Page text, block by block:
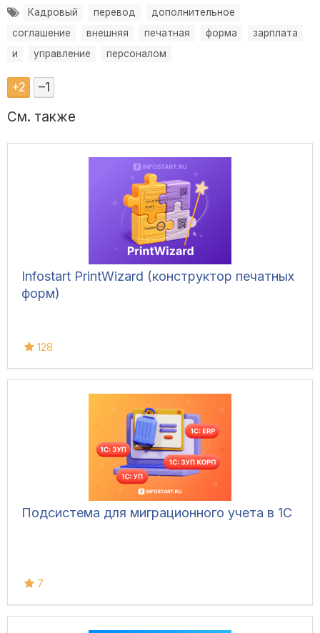
Кадровый перевод
дополнительное
соглашение
внешняя печатная форма
зарплата
и
управление персоналом
+2 –1
См. также
Infostart PrintWizard (конструктор печатных
форм)
128
Подсистема для миграционного учета в 1С
7